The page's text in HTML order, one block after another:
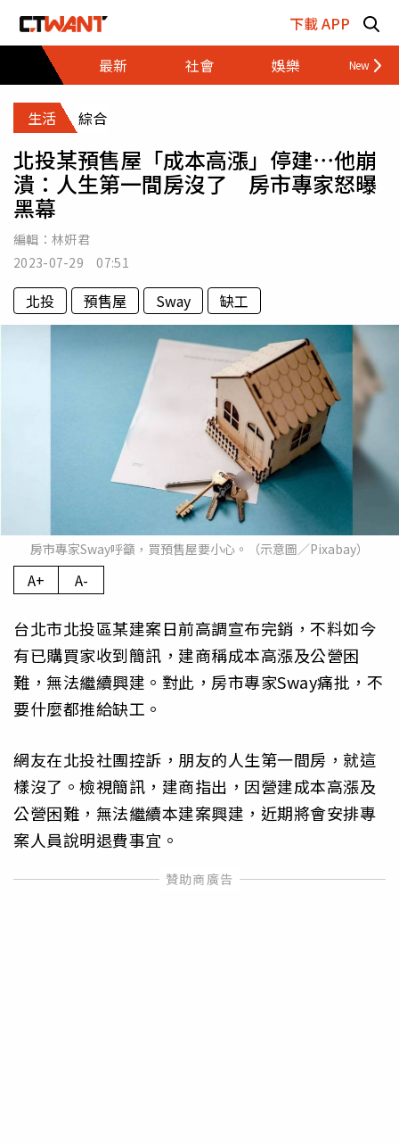
下載 APP
最新
社會 娛樂 財經
生活 綜合
北投某預售屋「成本高漲」停建⋯他崩
潰：人生第一間房沒了 房市專家怒曝
黑幕
編輯： 林姸君
2023-07-29 07:51
北投 預售屋 Sway 缺工
房市專家Sway呼籲，買預售屋要小心。（示意圖／Pixabay）
A+ A-
台北市北投區某建案日前高調宣布完銷，不料如今
有已購買家收到簡訊，建商稱成本高漲及公營困
難，無法繼續興建。對此，房市專家Sway痛批，不
要什麼都推給缺工。
網友在北投社團控訴，朋友的人生第一間房，就這
樣沒了。檢視簡訊，建商指出，因營建成本高漲及
公營困難，無法繼續本建案興建，近期將會安排專
案人員說明退費事宜。